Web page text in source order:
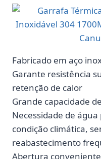
Fabricado em aço
Garante resistência
retenção de calor
Grande capacidade
Necessidade de
condição climática,
reabastecimento
Abertura